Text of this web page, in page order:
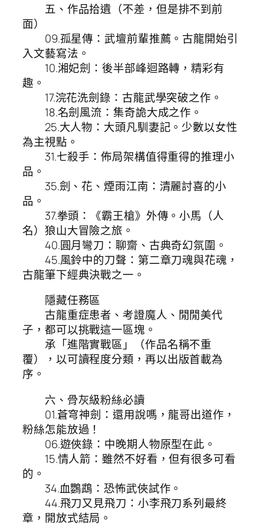
五、作品拾遺（不差，但是排不到前
面）
09.孤星傳：武壇前輩推薦。古龍開始引
入文藝寫法。
10.湘妃劍：後半部峰迴路轉，精彩有
趣。
17.浣花洗劍錄：古龍武學突破之作。
18.名劍風流：集奇詭大成之作。
25.大人物：大頭凡馴妻記。少數以女性
為主視點。
31.七殺手：佈局架構值得重得的推理小
品。
35.劍、花、煙雨江南：清麗討喜的小
品。
37.拳頭：《霸王槍》外傳。小馬（人
名）狼山大冒險之旅。
40.圓月彎刀：聊齋、古典奇幻氛圍。
45.風鈴中的刀聲：第二章刀魂與花魂，
古龍筆下經典決戰之一。
隱藏任務區
古龍重症患者、考證魔人、閒閒美代
子，都可以挑戰這一區塊。
承「進階實戰區」（作品名稱不重
覆），以可讀程度分類，再以出版首載為
序。
六、骨灰級粉絲必讀
01.蒼穹神劍：還用說嗎，龍哥出道作，
粉絲怎能放過！
06.遊俠錄：中晚期人物原型在此。
15.情人箭：雖然不好看，但有很多可看
的。
34.血鸚鵡：恐怖武俠試作。
44.飛刀又見飛刀：小李飛刀系列最終
章，開放式結局。